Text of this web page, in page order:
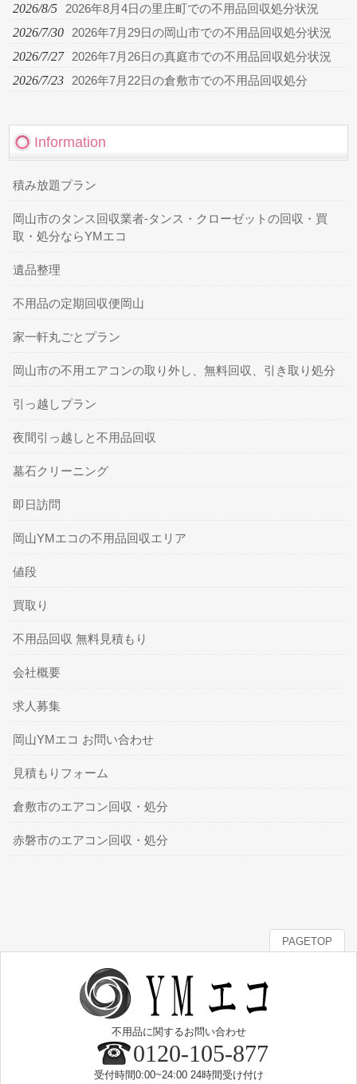
2026/8/5 2026年8月4日の里庄町での不用品回収処分状況
2026/7/30 2026年7月29日の岡山市での不用品回収処分状況
2026/7/27 2026年7月26日の真庭市での不用品回収処分状況
2026/7/23 2026年7月22日の倉敷市での不用品回収処分
Information
積み放題プラン
岡山市のタンス回収業者-タンス・クローゼットの回収・買
取・処分ならYMエコ
遺品整理
不用品の定期回収便岡山
家一軒丸ごとプラン
岡山市の不用エアコンの取り外し、無料回収、引き取り処分
引っ越しプラン
夜間引っ越しと不用品回収
墓石クリーニング
即日訪問
岡山YMエコの不用品回収エリア
値段
買取り
不用品回収 無料見積もり
会社概要
求人募集
岡山YMエコ お問い合わせ
見積もりフォーム
倉敷市のエアコン回収・処分
赤磐市のエアコン回収・処分
PAGETOP
不用品に関するお問い合わせ
0120-105-877
受付時間0:00~24:00 24時間受け付け